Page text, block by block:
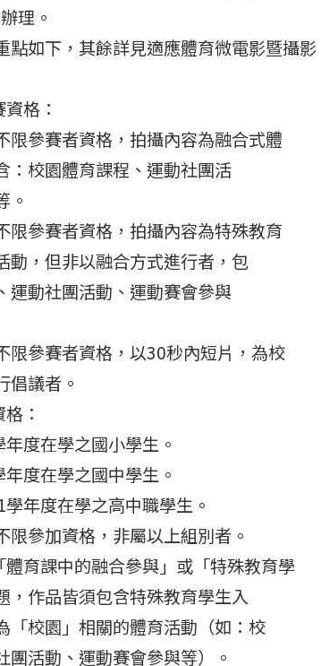
理。
點如下，其餘詳見適應體育微電影暨攝影
格：
限參賽者資格，拍攝內容為融合式體
：校園體育課程、運動社團活
。
限參賽者資格，拍攝內容為特殊教育
動，但非以融合方式進行者，包
運動社團活動、運動賽會參與
限參賽者資格，以30秒內短片，為校
倡議者。
：
度在學之國小學生。
度在學之國中學生。
年度在學之高中職學生。
限參加資格，非屬以上組別者。
育課中的融合參與」或「特殊教育學
，作品皆須包含特殊教育學生入
「校園」相關的體育活動（如：校
團活動、運動賽會參與等）。